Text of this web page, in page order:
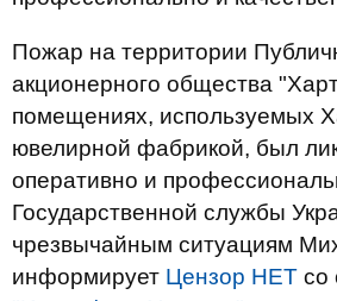
Пожар на территории
акционерного общества
помещениях, используемых
ювелирной фабрикой, был
оперативно и
Государственной службы
чрезвычайным ситуациям
информирует Цензор НЕТ со